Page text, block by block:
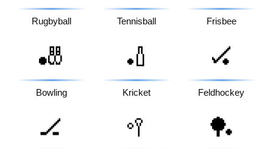
Rugbyball Tennisball Frisbee
🎳
Bowling
🏏
Kricket
🏑
Feldhockey
🏒 🥍 🏓